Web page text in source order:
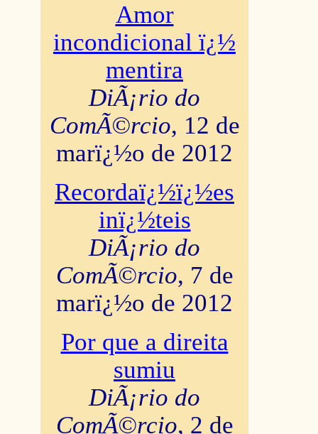
Amor
incondicional ï¿½
mentira
DiÃ¡rio do
ComÃ©rcio, 12 de
marï¿½o de 2012
Recordaï¿½ï¿½es
inï¿½teis
DiÃ¡rio do
ComÃ©rcio, 7 de
marï¿½o de 2012
Por que a direita
sumiu
DiÃ¡rio do
ComÃ©rcio, 2 de